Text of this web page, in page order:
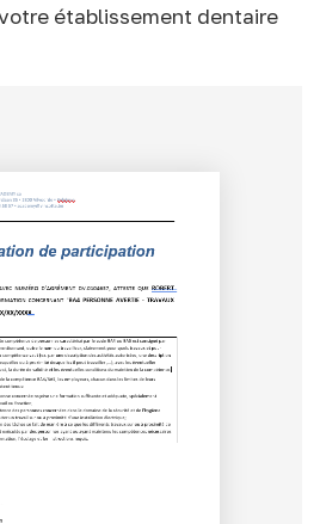
établissement dentaire